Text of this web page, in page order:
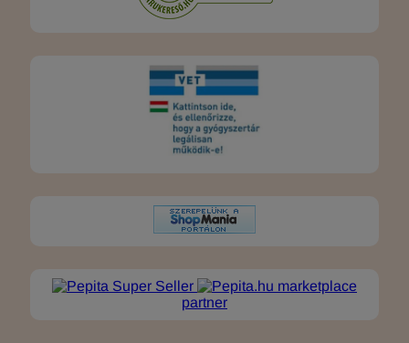
marketplace
partner